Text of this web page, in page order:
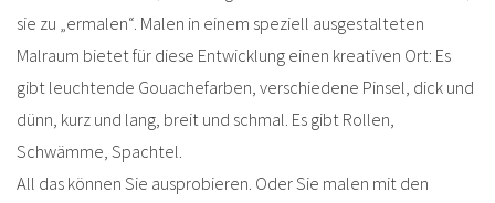
sie zu „ermalen“. Malen in einem speziell ausgestalteten
Malraum bietet für diese Entwicklung einen kreativen Ort: Es
gibt leuchtende Gouachefarben, verschiedene Pinsel, dick und
dünn, kurz und lang, breit und schmal. Es gibt Rollen,
Schwämme, Spachtel.
All das können Sie ausprobieren. Oder Sie malen mit den